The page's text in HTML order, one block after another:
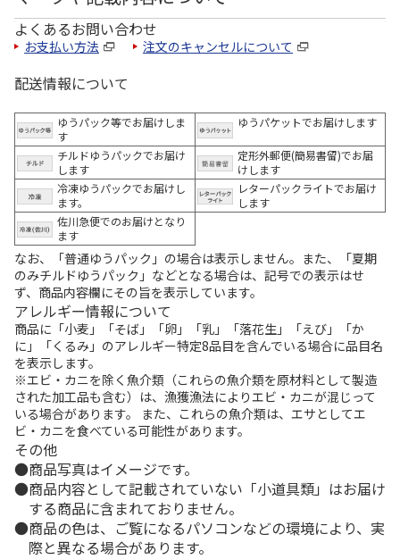
よくあるお問い合わせ
お支払い方法 注文のキャンセルについて
配送情報について
ゆうパック等でお届けしま
す
ゆうパケットでお届けします
チルドゆうパックでお届け
します
定形外郵便(簡易書留)でお届
けします
冷凍ゆうパックでお届けし
ます。
レターパックライトでお届け
します
佐川急便でのお届けとなり
ます
なお、「普通ゆうパック」の場合は表示しません。また、「夏期
のみチルドゆうパック」などとなる場合は、記号での表示はせ
ず、商品内容欄にその旨を表示しています。
アレルギー情報について
商品に「小麦」「そば」「卵」「乳」「落花生」「えび」「か
に」「くるみ」のアレルギー特定8品目を含んでいる場合に品目名
を表示します。
※エビ・カニを除く魚介類（これらの魚介類を原材料として製造
された加工品も含む）は、漁獲漁法によりエビ・カニが混じって
いる場合があります。 また、これらの魚介類は、エサとしてエ
ビ・カニを食べている可能性があります。
その他
商品写真はイメージです。
商品内容として記載されていない「小道具類」はお届け
する商品に含まれておりません。
商品の色は、ご覧になるパソコンなどの環境により、実
際と異なる場合があります。